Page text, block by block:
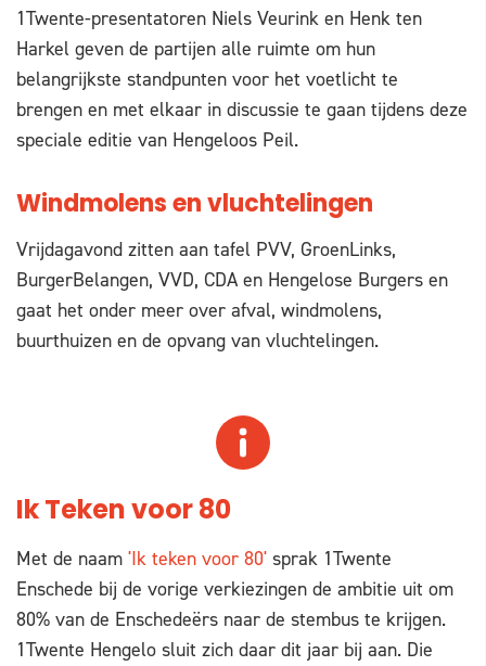
1Twente-presentatoren Niels Veurink en Henk ten
Harkel geven de partijen alle ruimte om hun
belangrijkste standpunten voor het voetlicht te
brengen en met elkaar in discussie te gaan tijdens deze
speciale editie van Hengeloos Peil.
Windmolens en vluchtelingen
Vrijdagavond zitten aan tafel PVV, GroenLinks,
BurgerBelangen, VVD, CDA en Hengelose Burgers en
gaat het onder meer over afval, windmolens,
buurthuizen en de opvang van vluchtelingen.
Ik Teken voor 80
Met de naam 'Ik teken voor 80' sprak 1Twente
Enschede bij de vorige verkiezingen de ambitie uit om
80% van de Enschedeërs naar de stembus te krijgen.
1Twente Hengelo sluit zich daar dit jaar bij aan. Die